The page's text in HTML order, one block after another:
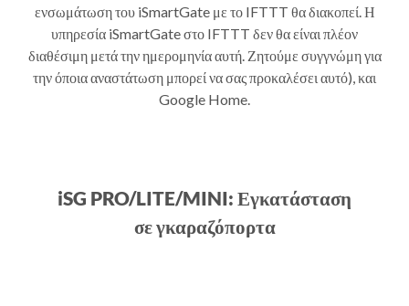
ενσωμάτωση του iSmartGate με το IFTTT θα διακοπεί. Η
υπηρεσία iSmartGate στο IFTTT δεν θα είναι πλέον
διαθέσιμη μετά την ημερομηνία αυτή. Ζητούμε συγγνώμη για
την όποια αναστάτωση μπορεί να σας προκαλέσει αυτό), και
Google Home.
iSG PRO/LITE/MINI: Εγκατάσταση
σε γκαραζόπορτα